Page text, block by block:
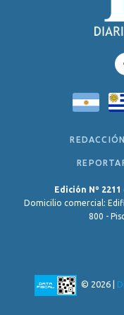
REDACCIÓN
Edición Nº 2211
Domicilio comercial:
800 -
© 2026 |